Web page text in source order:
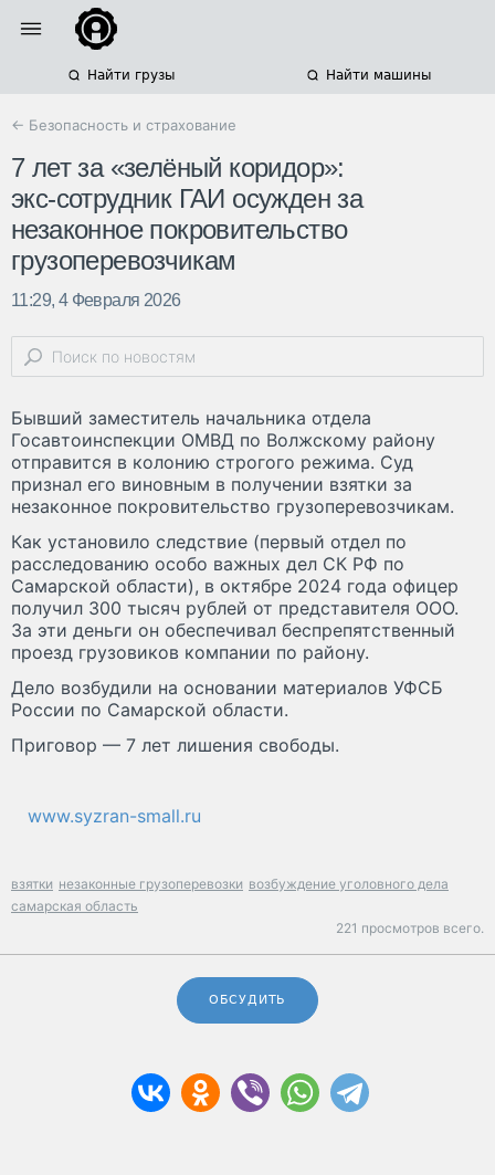
Найти грузы Найти машины
← Безопасность и страхование
7 лет за «зелёный коридор»:
экс‑сотрудник ГАИ осужден за
незаконное покровительство
грузоперевозчикам
11:29, 4 Февраля 2026
Бывший заместитель начальника отдела
Госавтоинспекции ОМВД по Волжскому району
отправится в колонию строгого режима. Суд
признал его виновным в получении взятки за
незаконное покровительство грузоперевозчикам.
Как установило следствие (первый отдел по
расследованию особо важных дел СК РФ по
Самарской области), в октябре 2024 года офицер
получил 300 тысяч рублей от представителя ООО.
За эти деньги он обеспечивал беспрепятственный
проезд грузовиков компании по району.
Дело возбудили на основании материалов УФСБ
России по Самарской области.
Приговор — 7 лет лишения свободы.
www.syzran-small.ru
взятки незаконные грузоперевозки возбуждение уголовного дела
самарская область
221 просмотров всего.
ОБСУДИТЬ